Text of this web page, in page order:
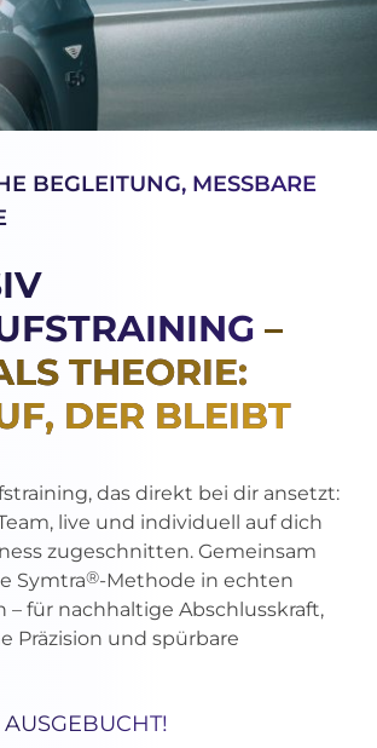
BEGLEITUNG, MESSBARE
–
THEORIE:
DER BLEIBT
das direkt bei dir ansetzt:
live und individuell auf dich
zugeschnitten. Gemeinsam
Symtra®-Methode in echten
– für nachhaltige Abschlusskraft,
Präzision und spürbare